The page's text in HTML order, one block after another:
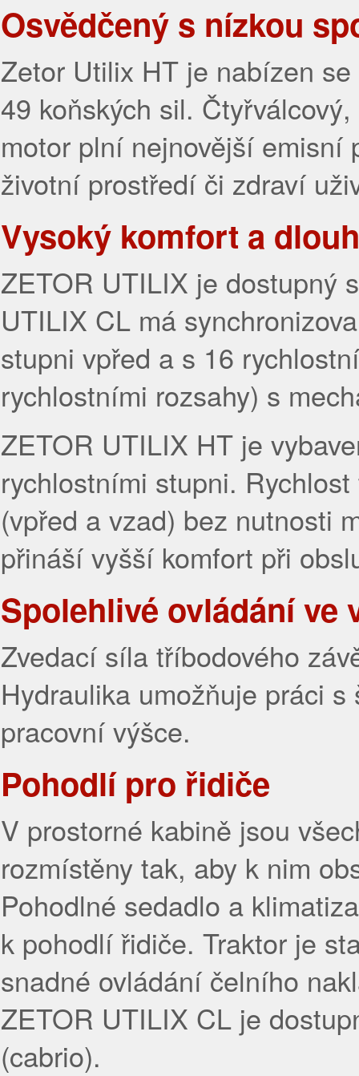
Osvědčený s nízkou
Zetor Utilix HT je nabízen
49 koňských sil.
motor plní nejnovější emisní
životní prostředí či zdraví
Vysoký komfort a
ZETOR UTILIX je dostupný
UTILIX CL má
stupni vpřed a s 16
rychlostními rozsahy) s
ZETOR UTILIX HT je
rychlostními stupni.
(vpřed a vzad) bez nutnosti
přináší vyšší komfort při
Spolehlivé ovládání ve
Zvedací síla tříbodového
Hydraulika umožňuje práci
pracovní výšce.
Pohodlí pro řidiče
V prostorné kabině jsou
rozmístěny tak, aby k nim
Pohodlné sedadlo a
k pohodlí řidiče. Traktor je
snadné ovládání čelního
ZETOR UTILIX CL je
(cabrio).